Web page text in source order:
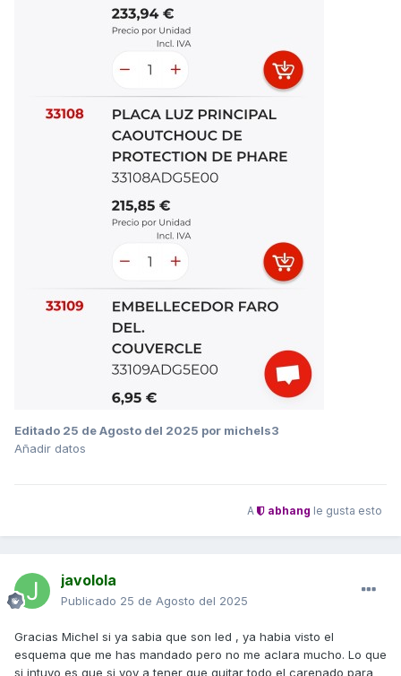
Editado 25 de Agosto del 2025 por michels3
Añadir datos
A abhang le gusta esto
javolola
Publicado 25 de Agosto del 2025
Gracias Michel si ya sabia que son led , ya habia visto el
esquema que me has mandado pero no me aclara mucho. Lo que
si intuyo es que si voy a tener que quitar todo el carenado para